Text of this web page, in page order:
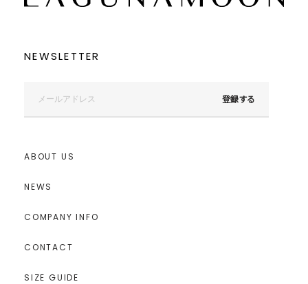
NEWSLETTER
登録する
ABOUT US
NEWS
COMPANY INFO
CONTACT
SIZE GUIDE